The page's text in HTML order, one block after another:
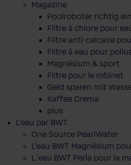
Magazine
Poolroboter richtig
Filtre à chlore pour
Filtre anti-calcaire
Filtre à eau pour
Magnésium & sport
Filtre pour le robinet
Geld sparen mit
Kaffee Crema
plus
L'eau par BWT
One Source PearlWater
L’eau BWT Magnésium
L´eau BWT Perla pour la